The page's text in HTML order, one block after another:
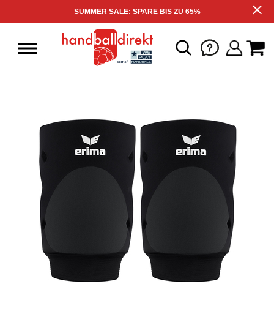
SUMMER SALE: SPARE BIS ZU 65%